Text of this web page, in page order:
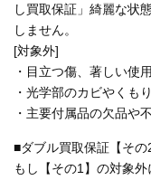
し買取保証」綺麗な状
しません。
[対象外]
・目立つ傷、著しい使
・光学部のカビやくもり
・主要付属品の欠品や
■ダブル買取保証【その2
もし【その1】の対象